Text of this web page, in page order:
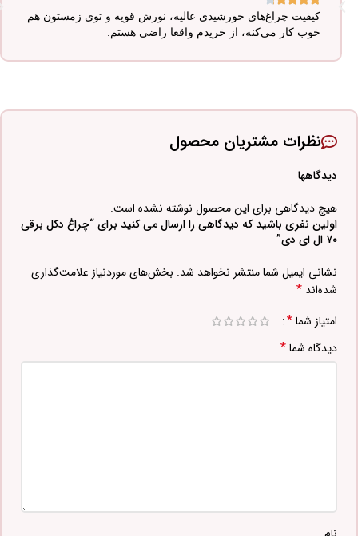
کیفیت چراغ‌های خورشیدی عالیه، نورش قویه و توی زمستون هم
خوب کار می‌کنه، از خریدم واقعا راضی هستم.
نظرات مشتریان محصول
دیدگاهها
هیچ دیدگاهی برای این محصول نوشته نشده است.
اولین نفری باشید که دیدگاهی را ارسال می کنید برای “چراغ دکل برقی
۷۰ ال ای دی”
نشانی ایمیل شما منتشر نخواهد شد. بخش‌های موردنیاز علامت‌گذاری
شده‌اند *
امتیاز شما*
دیدگاه شما*